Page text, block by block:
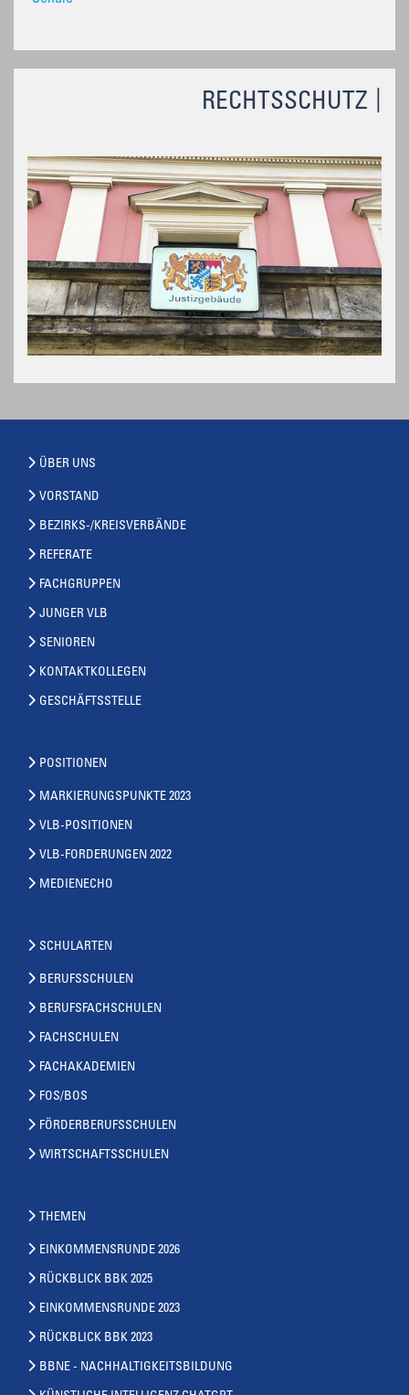
RECHTSSCHUTZ
ÜBER UNS
VORSTAND
BEZIRKS-/KREISVERBÄNDE
REFERATE
FACHGRUPPEN
JUNGER VLB
SENIOREN
KONTAKTKOLLEGEN
GESCHÄFTSSTELLE
POSITIONEN
MARKIERUNGSPUNKTE 2023
VLB-POSITIONEN
VLB-FORDERUNGEN 2022
MEDIENECHO
SCHULARTEN
BERUFSSCHULEN
BERUFSFACHSCHULEN
FACHSCHULEN
FACHAKADEMIEN
FOS/BOS
FÖRDERBERUFSSCHULEN
WIRTSCHAFTSSCHULEN
THEMEN
EINKOMMENSRUNDE 2026
RÜCKBLICK BBK 2025
EINKOMMENSRUNDE 2023
RÜCKBLICK BBK 2023
BBNE - NACHHALTIGKEITSBILDUNG